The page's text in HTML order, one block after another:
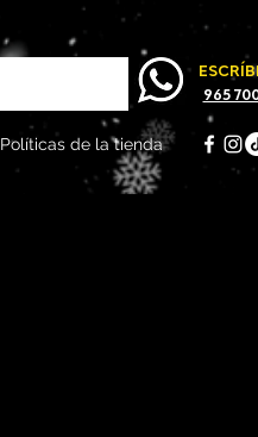
Políticas de la tienda
965